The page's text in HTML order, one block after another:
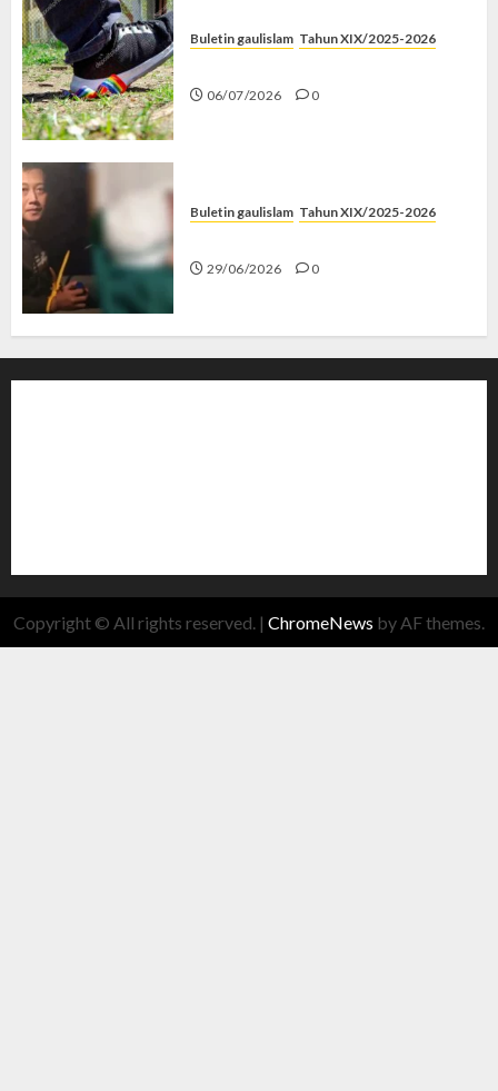
Buletin gaulislam Tahun XIX/2025-2026
06/07/2026 0
Buletin gaulislam Tahun XIX/2025-2026
29/06/2026 0
Copyright © All rights reserved. | ChromeNews by AF themes.